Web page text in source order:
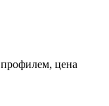
цена